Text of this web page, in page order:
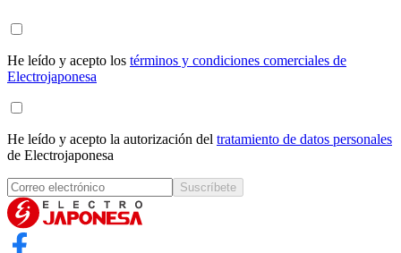
He leído y acepto los términos y condiciones comerciales de
Electrojaponesa
He leído y acepto la autorización del tratamiento de datos personales
de Electrojaponesa
Suscríbete